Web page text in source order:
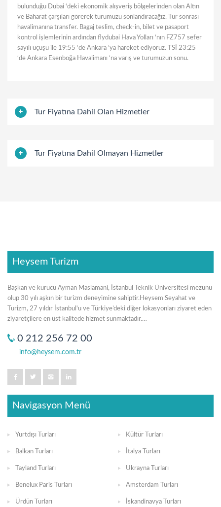
bulunduğu Dubai ‘deki ekonomik alışveriş bölgelerinden olan Altın
ve Baharat çarşıları görerek turumuzu sonlandıracağız. Tur sonrası
havalimanına transfer. Bagaj teslim, check-in, bilet ve pasaport
kontrol işlemlerinin ardından flydubai Hava Yolları ‘nın FZ757 sefer
sayılı uçuşu ile 19:55 ‘de Ankara ‘ya hareket ediyoruz. TSİ 23:25
‘de Ankara Esenboğa Havalimanı ‘na varış ve turumuzun sonu.
Tur Fiyatına Dahil Olan Hizmetler
Tur Fiyatına Dahil Olmayan Hizmetler
Heysem Turizm
Başkan ve kurucu Ayman Maslamani, İstanbul Teknik Üniversitesi mezunu
olup 30 yılı aşkın bir turizm deneyimine sahiptir.Heysem Seyahat ve
Turizm, 27 yıldır İstanbul'u ve Türkiye’deki diğer lokasyonları ziyaret eden
ziyaretçilere en üst kalitede hizmet sunmaktadır.…
0 212 256 72 00
info@heysem.com.tr
Navigasyon Menü
Yurtdışı Turları Kültür Turları
Balkan Turları İtalya Turları
Tayland Turları Ukrayna Turları
Benelux Paris Turları Amsterdam Turları
Ürdün Turları İskandinavya Turları